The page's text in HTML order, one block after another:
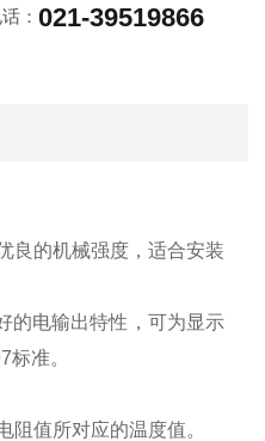
：021-39519866
良的机械强度，适合安装
的电输出特性，可为显示
准。
值所对应的温度值。